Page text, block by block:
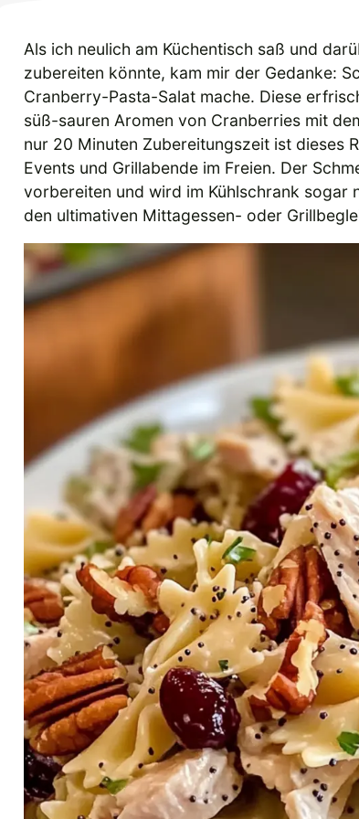
Als ich neulich am Küchentisch saß und
zubereiten könnte, kam mir der Gedanke:
Cranberry-Pasta-Salat mache. Diese
süß-sauren Aromen von Cranberries mit
nur 20 Minuten Zubereitungszeit ist dieses
Events und Grillabende im Freien. Der
vorbereiten und wird im Kühlschrank sogar
den ultimativen Mittagessen- oder